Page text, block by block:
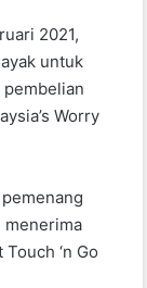
2021,
untuk
Worry
menerima
‘n Go